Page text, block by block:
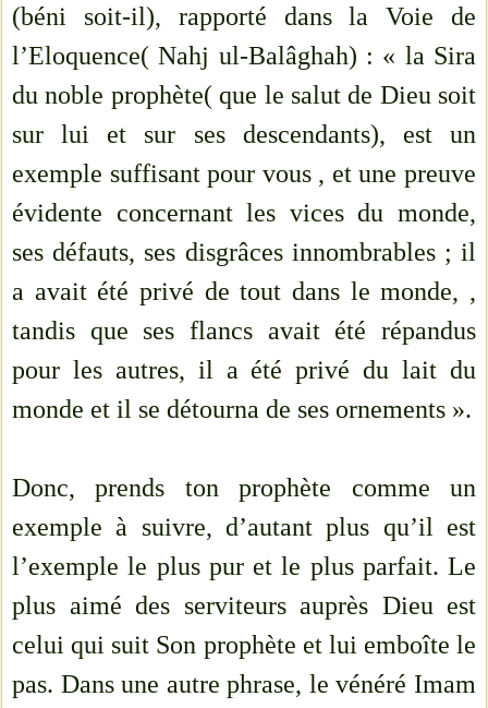
(béni soit-il), rapporté dans la Voie de
l’Eloquence( Nahj ul-Balâghah) : « la Sira
du noble prophète( que le salut de Dieu soit
sur lui et sur ses descendants), est un
exemple suffisant pour vous , et une preuve
évidente concernant les vices du monde,
ses défauts, ses disgrâces innombrables ; il
a avait été privé de tout dans le monde, ,
tandis que ses flancs avait été répandus
pour les autres, il a été privé du lait du
monde et il se détourna de ses ornements ».
Donc, prends ton prophète comme un
exemple à suivre, d’autant plus qu’il est
l’exemple le plus pur et le plus parfait. Le
plus aimé des serviteurs auprès Dieu est
celui qui suit Son prophète et lui emboîte le
pas. Dans une autre phrase, le vénéré Imam